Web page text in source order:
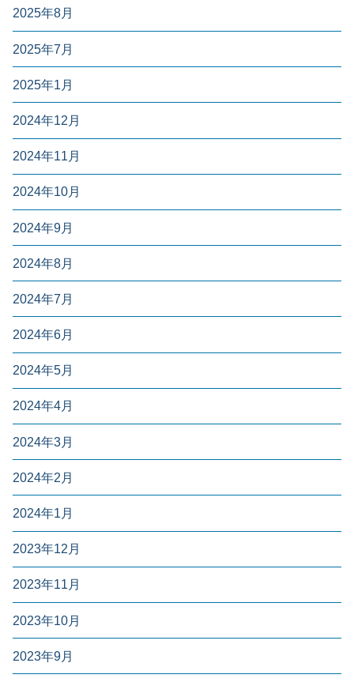
2025年8月
2025年7月
2025年1月
2024年12月
2024年11月
2024年10月
2024年9月
2024年8月
2024年7月
2024年6月
2024年5月
2024年4月
2024年3月
2024年2月
2024年1月
2023年12月
2023年11月
2023年10月
2023年9月